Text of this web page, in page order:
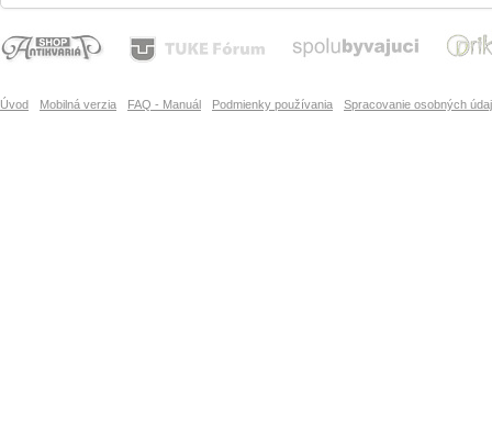
Úvod Mobilná verzia FAQ - Manuál Podmienky používania Spracovanie osobných